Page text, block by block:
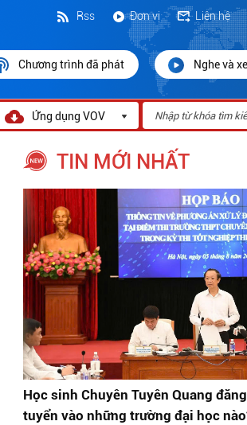
Liên hệ
Đơn vị
Rss
Chương trình đã phát Nghe và
Ứng dụng VOV
TIN MỚI NHẤT
Học sinh Chuyên Tuyên Quang
tuyển vào những trường đại học